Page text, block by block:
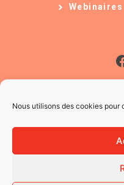
Nous utilisons des cookies
Webinaires
© 2026